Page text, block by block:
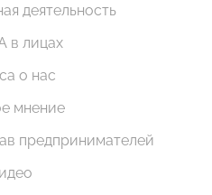
деятельность
в лицах
о нас
мнение
предпринимателей